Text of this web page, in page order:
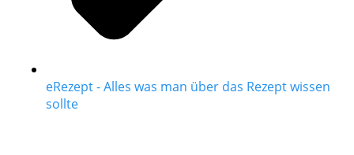
eRezept - Alles was man über das Rezept wissen
sollte